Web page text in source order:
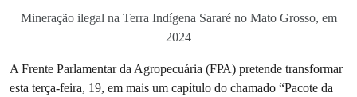
Mineração ilegal na Terra Indígena Sararé no Mato Grosso, em
2024
A Frente Parlamentar da Agropecuária (FPA) pretende transformar
esta terça-feira, 19, em mais um capítulo do chamado “Pacote da